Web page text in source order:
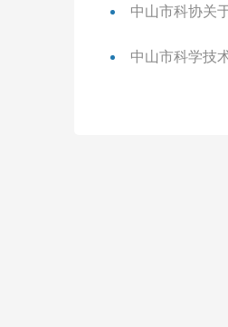
中山市科协关
中山市科学技